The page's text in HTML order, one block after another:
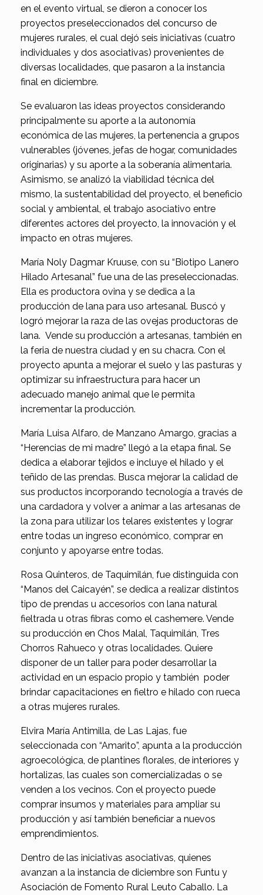
en el evento virtual, se dieron a conocer los
proyectos preseleccionados del concurso de
mujeres rurales, el cual dejó seis iniciativas (cuatro
individuales y dos asociativas) provenientes de
diversas localidades, que pasaron a la instancia
final en diciembre.
Se evaluaron las ideas proyectos considerando
principalmente su aporte a la autonomía
económica de las mujeres, la pertenencia a grupos
vulnerables (jóvenes, jefas de hogar, comunidades
originarias) y su aporte a la soberanía alimentaria.
Asimismo, se analizó la viabilidad técnica del
mismo, la sustentabilidad del proyecto, el beneficio
social y ambiental, el trabajo asociativo entre
diferentes actores del proyecto, la innovación y el
impacto en otras mujeres.
María Noly Dagmar Kruuse, con su “Biotipo Lanero
Hilado Artesanal” fue una de las preseleccionadas.
Ella es productora ovina y se dedica a la
producción de lana para uso artesanal. Buscó y
logró mejorar la raza de las ovejas productoras de
lana. Vende su producción a artesanas, también en
la feria de nuestra ciudad y en su chacra. Con el
proyecto apunta a mejorar el suelo y las pasturas y
optimizar su infraestructura para hacer un
adecuado manejo animal que le permita
incrementar la producción.
María Luisa Alfaro, de Manzano Amargo, gracias a
“Herencias de mi madre” llegó a la etapa final. Se
dedica a elaborar tejidos e incluye el hilado y el
teñido de las prendas. Busca mejorar la calidad de
sus productos incorporando tecnología a través de
una cardadora y volver a animar a las artesanas de
la zona para utilizar los telares existentes y lograr
entre todas un ingreso económico, comprar en
conjunto y apoyarse entre todas.
Rosa Quinteros, de Taquimilán, fue distinguida con
“Manos del Caicayén”, se dedica a realizar distintos
tipo de prendas u accesorios con lana natural
fieltrada u otras fibras como el cashemere. Vende
su producción en Chos Malal, Taquimilán, Tres
Chorros Rahueco y otras localidades. Quiere
disponer de un taller para poder desarrollar la
actividad en un espacio propio y también poder
brindar capacitaciones en fieltro e hilado con rueca
a otras mujeres rurales.
Elvira María Antimilla, de Las Lajas, fue
seleccionada con “Amarito”, apunta a la producción
agroecológica, de plantines florales, de interiores y
hortalizas, las cuales son comercializadas o se
venden a los vecinos. Con el proyecto puede
comprar insumos y materiales para ampliar su
producción y así también beneficiar a nuevos
emprendimientos.
Dentro de las iniciativas asociativas, quienes
avanzan a la instancia de diciembre son Funtu y
Asociación de Fomento Rural Leuto Caballo. La